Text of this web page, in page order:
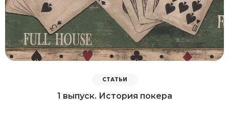
СТАТЬИ
1 выпуск. История покера